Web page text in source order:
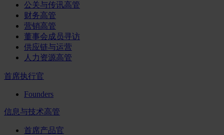
公关与传讯高管
财务高管
营销高管
董事会成员寻访
供应链与运营
人力资源高管
首席执行官
Founders
信息与技术高管
首席产品官